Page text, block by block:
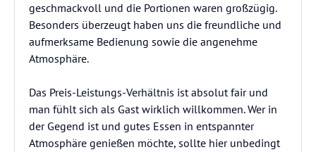
geschmackvoll und die Portionen waren großzügig.
Besonders überzeugt haben uns die freundliche und
aufmerksame Bedienung sowie die angenehme
Atmosphäre.
Das Preis-Leistungs-Verhältnis ist absolut fair und
man fühlt sich als Gast wirklich willkommen. Wer in
der Gegend ist und gutes Essen in entspannter
Atmosphäre genießen möchte, sollte hier unbedingt